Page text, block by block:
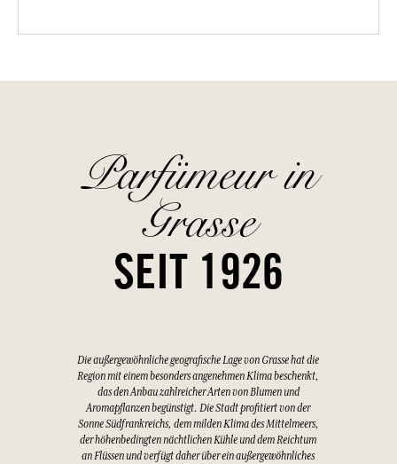
Parfümeur in
Grasse
SEIT 1926
Die außergewöhnliche geografische Lage von Grasse hat die
Region mit einem besonders angenehmen Klima beschenkt,
das den Anbau zahlreicher Arten von Blumen und
Aromapflanzen begünstigt. Die Stadt profitiert von der
Sonne Südfrankreichs, dem milden Klima des Mittelmeers,
der höhenbedingten nächtlichen Kühle und dem Reichtum
an Flüssen und verfügt daher über ein außergewöhnliches